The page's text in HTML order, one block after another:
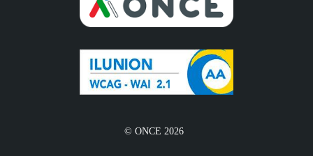
© ONCE 2026